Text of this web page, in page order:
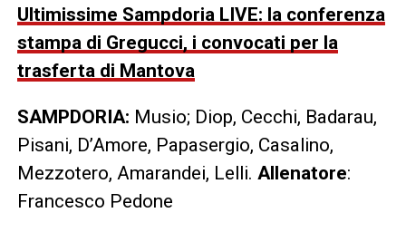
Ultimissime Sampdoria LIVE: la conferenza
stampa di Gregucci, i convocati per la
trasferta di Mantova
SAMPDORIA: Musio; Diop, Cecchi, Badarau,
Pisani, D’Amore, Papasergio, Casalino,
Mezzotero, Amarandei, Lelli. Allenatore:
Francesco Pedone